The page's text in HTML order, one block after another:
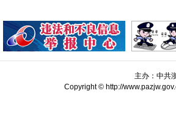
主办：中共
Copyright © http://